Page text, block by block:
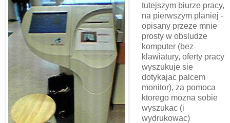
tutejszym biurze pracy,
na pierwszym planiej -
opisany przeze mnie
prosty w obsludze
komputer (bez
klawiatury, oferty pracy
wyszukuje sie
dotykajac palcem
monitor), za pomoca
ktorego mozna sobie
wyszukac (i
wydrukowac)